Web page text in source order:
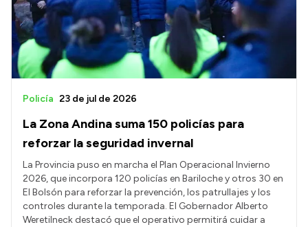
La Zona Andina suma 150 policías para
reforzar la seguridad invernal
Policía 23 de jul de 2026
La Provincia puso en marcha el Plan Operacional Invierno
2026, que incorpora 120 policías en Bariloche y otros 30 en
El Bolsón para reforzar la prevención, los patrullajes y los
controles durante la temporada. El Gobernador Alberto
Weretilneck destacó que el operativo permitirá cuidar a